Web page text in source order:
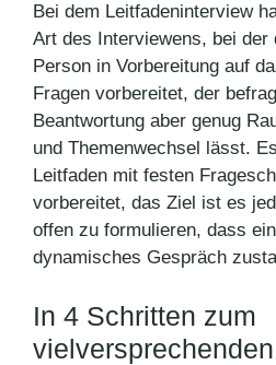
Bei dem Leitfadeninterview
Art des Interviewens, bei der
Person in Vorbereitung auf
Fragen vorbereitet, der
Beantwortung aber genug
und Themenwechsel lässt.
Leitfaden mit festen
vorbereitet, das Ziel ist es
offen zu formulieren, dass
dynamisches Gespräch
In 4 Schritten zum